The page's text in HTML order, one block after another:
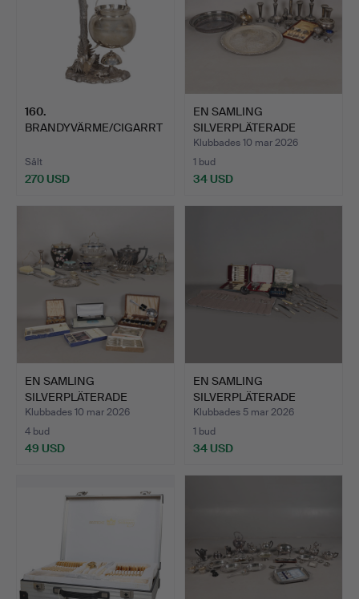
160.
BRANDYVÄRME/CIGARRT
NYH…
Sålt
270 USD
EN SAMLING
SILVERPLÄTERADE
VAROR (ANTAL).
Klubbades 10 mar 2026
1 bud
34 USD
EN SAMLING
SILVERPLÄTERADE
VAROR (ANTAL).
Klubbades 10 mar 2026
4 bud
49 USD
EN SAMLING
SILVERPLÄTERADE
VAROR (ANTAL).
Klubbades 5 mar 2026
1 bud
34 USD